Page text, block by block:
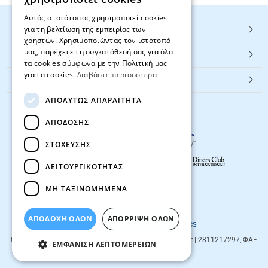
HOT ΚΑΤΗΓΟΡΙΕΣ
ΕΞΥΠΗΡΕΤΗΣΗ ΠΕΛΑΤΩΝ
Textbook.gr
© 2026 textbook.gr All rights reserved
Designed & developed by
NETMECHANICS
textbook.gr
| info@textbook.gr | 2811217297, ΦΑΞ
2810283273
Αυτός ο ιστότοπος χρησιμοποιεί cookies
για τη βελτίωση της εμπειρίας των
χρηστών. Χρησιμοποιώντας τον ιστότοπό
μας, παρέχετε τη συγκατάθεσή σας για όλα
τα cookies σύμφωνα με την Πολιτική μας
για τα cookies. Διαβάστε περισσότερα
ΑΠΟΛΎΤΩΣ ΑΠΑΡΑΊΤΗΤΑ
ΑΠΌΔΟΣΗΣ
ΣΤΌΧΕΥΣΗΣ
ΛΕΙΤΟΥΡΓΙΚΌΤΗΤΑΣ
ΜΗ ΤΑΞΙΝΟΜΗΜΈΝΑ
ΑΠΟΔΟΧΗ ΟΛΩΝ ΑΠΌΡΡΙΨΗ ΌΛΩΝ
ΕΜΦΆΝΙΣΗ ΛΕΠΤΟΜΕΡΕΙΏΝ